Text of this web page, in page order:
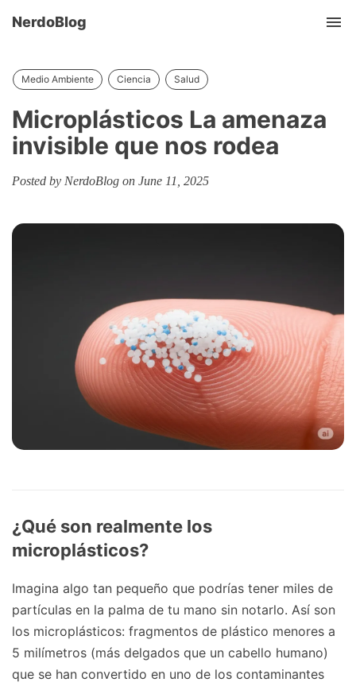
NerdoBlog
Medio Ambiente Ciencia Salud
Microplásticos La amenaza
invisible que nos rodea
Posted by NerdoBlog on June 11, 2025
¿Qué son realmente los
microplásticos?
Imagina algo tan pequeño que podrías tener miles de
partículas en la palma de tu mano sin notarlo. Así son
los microplásticos: fragmentos de plástico menores a
5 milímetros (más delgados que un cabello humano)
que se han convertido en uno de los contaminantes